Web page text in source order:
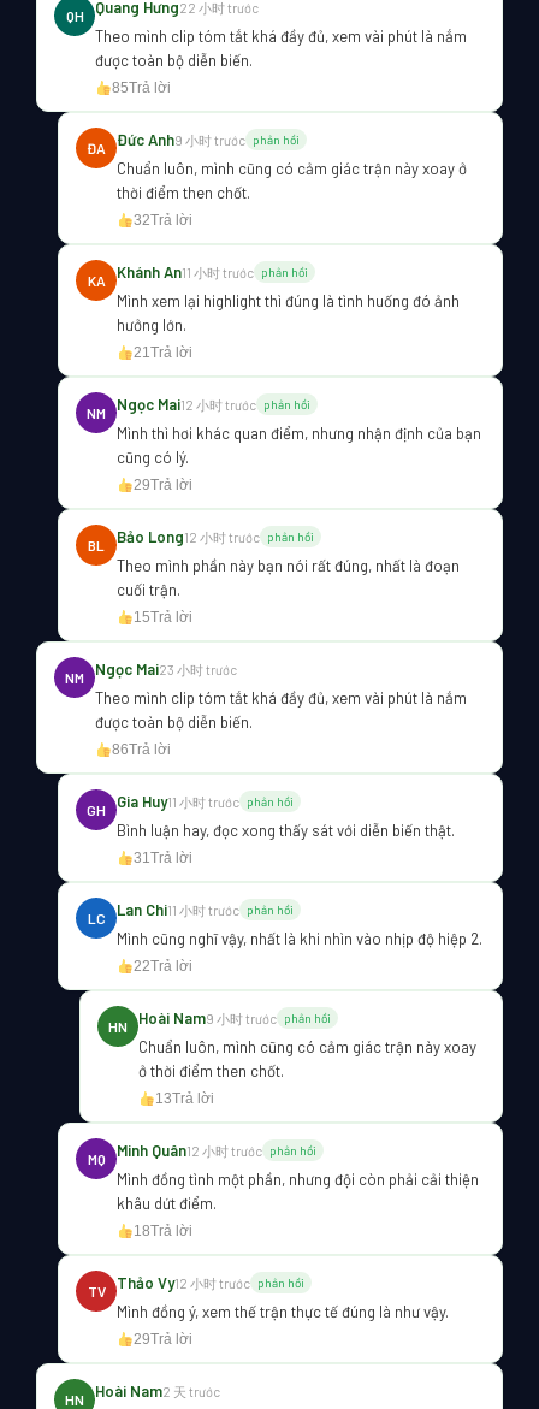
QH Quang Hưng22 小时 trước
Theo mình clip tóm tắt khá đầy đủ, xem vài phút là nắm
được toàn bộ diễn biến.
85Trả lời
ĐA Đức Anh9 小时 trước phản hồi
Chuẩn luôn, mình cũng có cảm giác trận này xoay ở
thời điểm then chốt.
32Trả lời
KA Khánh An11 小时 trước phản hồi
Mình xem lại highlight thì đúng là tình huống đó ảnh
hưởng lớn.
21Trả lời
NM Ngọc Mai12 小时 trước phản hồi
Mình thì hơi khác quan điểm, nhưng nhận định của bạn
cũng có lý.
29Trả lời
BL Bảo Long12 小时 trước phản hồi
Theo mình phần này bạn nói rất đúng, nhất là đoạn
cuối trận.
15Trả lời
NM Ngọc Mai23 小时 trước
Theo mình clip tóm tắt khá đầy đủ, xem vài phút là nắm
được toàn bộ diễn biến.
86Trả lời
GH Gia Huy11 小时 trước phản hồi
Bình luận hay, đọc xong thấy sát với diễn biến thật.
31Trả lời
LC Lan Chi11 小时 trước phản hồi
Mình cũng nghĩ vậy, nhất là khi nhìn vào nhịp độ hiệp 2.
22Trả lời
HN Hoài Nam9 小时 trước phản hồi
Chuẩn luôn, mình cũng có cảm giác trận này xoay
ở thời điểm then chốt.
13Trả lời
MQ Minh Quân12 小时 trước phản hồi
Mình đồng tình một phần, nhưng đội còn phải cải thiện
khâu dứt điểm.
18Trả lời
TV Thảo Vy12 小时 trước phản hồi
Mình đồng ý, xem thế trận thực tế đúng là như vậy.
29Trả lời
HN Hoài Nam2 天 trước